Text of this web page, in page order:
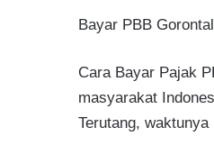
Bayar PBB
Cara Bayar Pajak
masyarakat
Terutang,